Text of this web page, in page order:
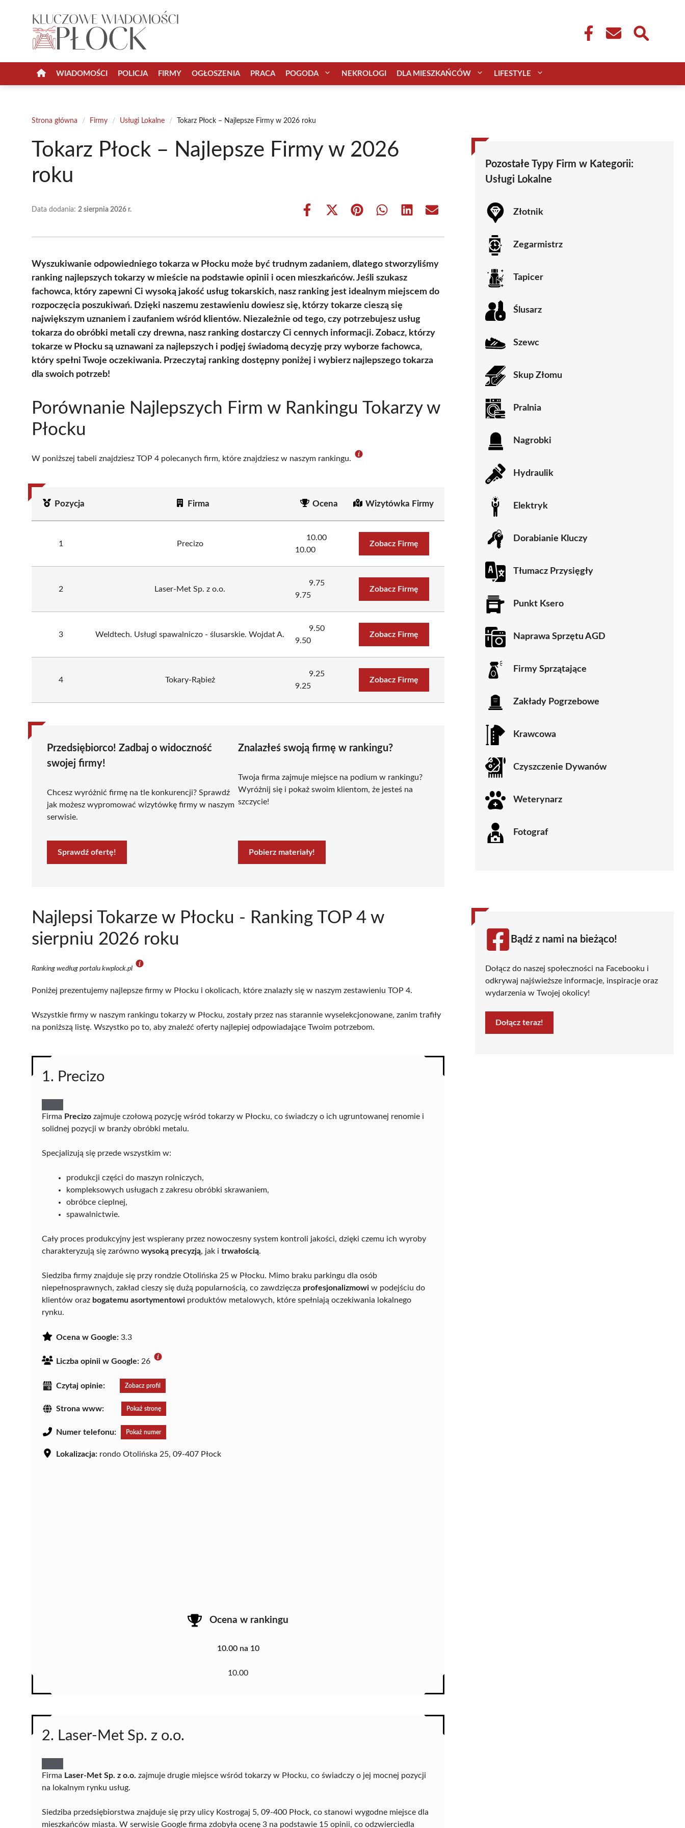
WIADOMOŚCI POLICJA FIRMY OGŁOSZENIA PRACA POGODA NEKROLOGI DLA MIESZKAŃCÓW LIFESTYLE
Strona główna / Firmy / Usługi Lokalne / Tokarz Płock – Najlepsze Firmy w 2026 roku
Tokarz Płock – Najlepsze Firmy w 2026
roku
Data dodania: 2 sierpnia 2026 r.
Share
Share
(Twitter)
Share Share Share Share
Wyszukiwanie odpowiedniego tokarza w Płocku może być trudnym zadaniem, dlatego stworzyliśmy
ranking najlepszych tokarzy w mieście na podstawie opinii i ocen mieszkańców. Jeśli szukasz
fachowca, który zapewni Ci wysoką jakość usług tokarskich, nasz ranking jest idealnym miejscem do
rozpoczęcia poszukiwań. Dzięki naszemu zestawieniu dowiesz się, którzy tokarze cieszą się
największym uznaniem i zaufaniem wśród klientów. Niezależnie od tego, czy potrzebujesz usług
tokarza do obróbki metali czy drewna, nasz ranking dostarczy Ci cennych informacji. Zobacz, którzy
tokarze w Płocku są uznawani za najlepszych i podjęj świadomą decyzję przy wyborze fachowca,
który spełni Twoje oczekiwania. Przeczytaj ranking dostępny poniżej i wybierz najlepszego tokarza
dla swoich potrzeb!
Porównanie Najlepszych Firm w Rankingu Tokarzy w
Płocku
W poniższej tabeli znajdziesz TOP 4 polecanych firm, które znajdziesz w naszym rankingu.
Pozycja Firma Ocena Wizytówka Firmy
1 Precizo
10.00
10.00
Zobacz Firmę
2 Laser-Met Sp. z o.o.
9.75
9.75
Zobacz Firmę
3 Weldtech. Usługi spawalniczo - ślusarskie. Wojdat A.
9.50
9.50
Zobacz Firmę
4 Tokary-Rąbież
9.25
9.25
Zobacz Firmę
Przedsiębiorco! Zadbaj o widoczność
swojej firmy!
Chcesz wyróżnić firmę na tle konkurencji? Sprawdź
jak możesz wypromować wizytówkę firmy w naszym
serwisie.
Sprawdź ofertę!
Znalazłeś swoją firmę w rankingu?
Twoja firma zajmuje miejsce na podium w rankingu?
Wyróżnij się i pokaż swoim klientom, że jesteś na
szczycie!
Pobierz materiały!
Najlepsi Tokarze w Płocku - Ranking TOP 4 w
sierpniu 2026 roku
Ranking według portalu kwplock.pl
Poniżej prezentujemy najlepsze firmy w Płocku i okolicach, które znalazły się w naszym zestawieniu TOP 4.
Wszystkie firmy w naszym rankingu tokarzy w Płocku, zostały przez nas starannie wyselekcjonowane, zanim trafiły
na poniższą listę. Wszystko po to, aby znaleźć oferty najlepiej odpowiadające Twoim potrzebom.
1. Precizo
Firma Precizo zajmuje czołową pozycję wśród tokarzy w Płocku, co świadczy o ich ugruntowanej renomie i
solidnej pozycji w branży obróbki metalu.
Specjalizują się przede wszystkim w:
produkcji części do maszyn rolniczych,
kompleksowych usługach z zakresu obróbki skrawaniem,
obróbce cieplnej,
spawalnictwie.
Cały proces produkcyjny jest wspierany przez nowoczesny system kontroli jakości, dzięki czemu ich wyroby
charakteryzują się zarówno wysoką precyzją, jak i trwałością.
Siedziba firmy znajduje się przy rondzie Otolińska 25 w Płocku. Mimo braku parkingu dla osób
niepełnosprawnych, zakład cieszy się dużą popularnością, co zawdzięcza profesjonalizmowi w podejściu do
klientów oraz bogatemu asortymentowi produktów metalowych, które spełniają oczekiwania lokalnego
rynku.
Ocena w Google: 3.3
Liczba opinii w Google: 26
Czytaj opinie: Zobacz profil
Strona www: Pokaż stronę
Numer telefonu: Pokaż numer
Lokalizacja: rondo Otolińska 25, 09-407 Płock
Ocena w rankingu
10.00 na 10
10.00
2. Laser-Met Sp. z o.o.
Firma Laser-Met Sp. z o.o. zajmuje drugie miejsce wśród tokarzy w Płocku, co świadczy o jej mocnej pozycji
na lokalnym rynku usług.
Siedziba przedsiębiorstwa znajduje się przy ulicy Kostrogaj 5, 09-400 Płock, co stanowi wygodne miejsce dla
mieszkańców miasta. W serwisie Google firma zdobyła ocenę 3 na podstawie 15 opinii, co odzwierciedla
Pozostałe Typy Firm w Kategorii:
Usługi Lokalne
Złotnik
Zegarmistrz
Tapicer
Ślusarz
Szewc
Skup Złomu
Pralnia
Nagrobki
Hydraulik
Elektryk
Dorabianie Kluczy
Tłumacz Przysięgły
Punkt Ksero
Naprawa Sprzętu AGD
Firmy Sprzątające
Zakłady Pogrzebowe
Krawcowa
Czyszczenie Dywanów
Weterynarz
Fotograf
Bądź z nami na bieżąco!
Dołącz do naszej społeczności na Facebooku i
odkrywaj najświeższe informacje, inspiracje oraz
wydarzenia w Twojej okolicy!
Dołącz teraz!